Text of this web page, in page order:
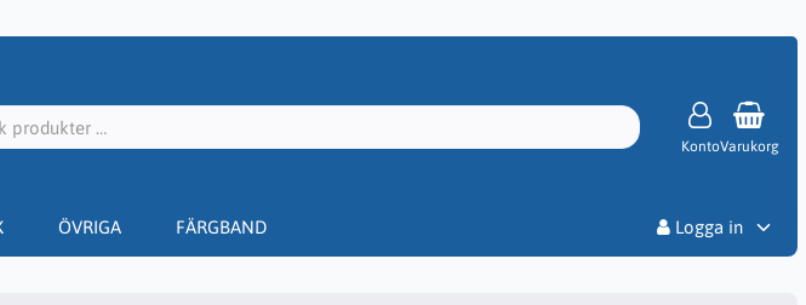
KontoVarukorg
ÖVRIGA FÄRGBAND
Logga in